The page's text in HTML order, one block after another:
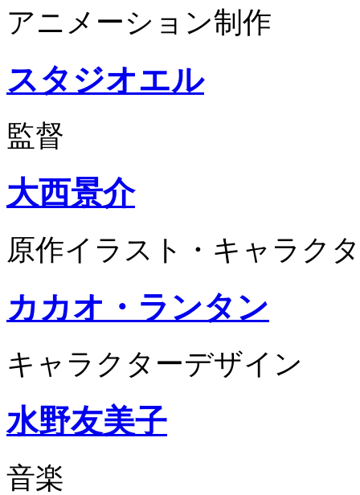
アニメーション制作
スタジオエル
監督
大西景介
原作イラスト・キャラク
カカオ・ランタン
キャラクターデザイン
水野友美子
音楽